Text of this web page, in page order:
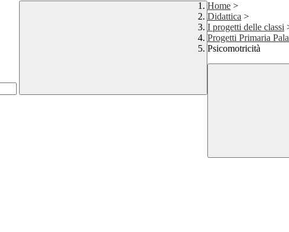
Home >
Didattica >
I progetti delle classi
Progetti Primaria
Psicomotricità